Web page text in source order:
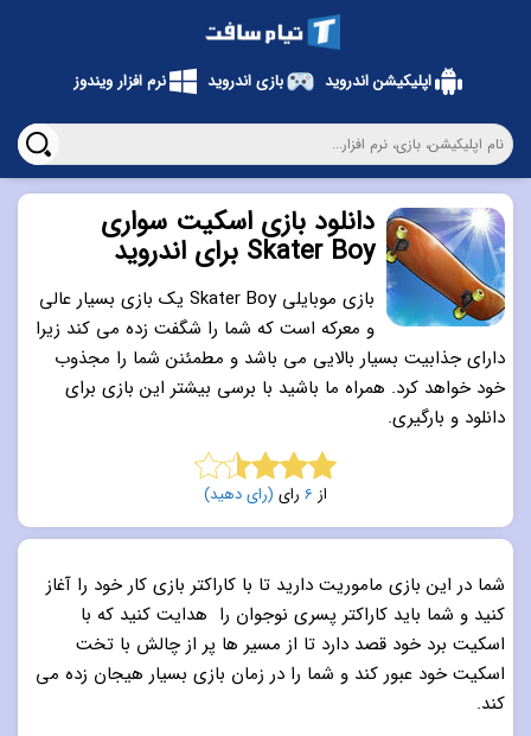
دانلود بازی اسکیت سواری
Skater Boy برای اندروید
بازی موبایلی Skater Boy یک بازی بسیار عالی
و معرکه است که شما را شگفت زده می کند زیرا
دارای جذابیت بسیار بالایی می باشد و مطمئنن شما را مجذوب
خود خواهد کرد. همراه ما باشید با برسی بیشتر این بازی برای
دانلود و بارگیری.
3.5 از 5 از 6 رای (رای دهید)
شما در این بازی ماموریت دارید تا با کاراکتر بازی کار خود را آغاز
کنید و شما باید کاراکتر پسری نوجوان را هدایت کنید که با
اسکیت برد خود قصد دارد تا از مسیر ها پر از چالش با تخت
اسکیت خود عبور کند و شما را در زمان بازی بسیار هیجان زده می
کند.
اپلیکیشن اندروید بازی اندروید نرم افزار ویندوز